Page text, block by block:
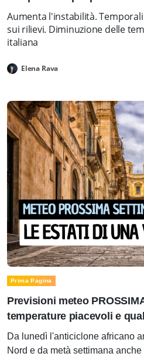
Aumenta l'instabilità.
sui rilievi. Diminuzione delle
italiana
Elena Rava
Prima Pagina
Previsioni meteo
temperature piacevoli e
Da lunedì l'anticiclone africano
Nord e da metà settimana anche